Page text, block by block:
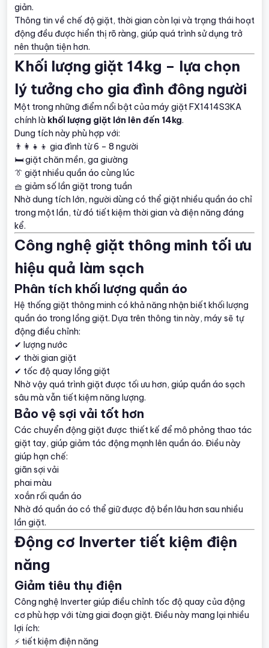
giản.
Thông tin về chế độ giặt, thời gian còn lại và trạng thái hoạt
động đều được hiển thị rõ ràng, giúp quá trình sử dụng trở
nên thuận tiện hơn.
Khối lượng giặt 14kg – lựa chọn
lý tưởng cho gia đình đông người
Một trong những điểm nổi bật của máy giặt FX1414S3KA
chính là khối lượng giặt lớn lên đến 14kg.
Dung tích này phù hợp với:
👨‍👩‍👧‍👦 gia đình từ 6 – 8 người
🛏️ giặt chăn mền, ga giường
👔 giặt nhiều quần áo cùng lúc
🧺 giảm số lần giặt trong tuần
Nhờ dung tích lớn, người dùng có thể giặt nhiều quần áo chỉ
trong một lần, từ đó tiết kiệm thời gian và điện năng đáng
kể.
Công nghệ giặt thông minh tối ưu
hiệu quả làm sạch
Phân tích khối lượng quần áo
Hệ thống giặt thông minh có khả năng nhận biết khối lượng
quần áo trong lồng giặt. Dựa trên thông tin này, máy sẽ tự
động điều chỉnh:
✔ lượng nước
✔ thời gian giặt
✔ tốc độ quay lồng giặt
Nhờ vậy quá trình giặt được tối ưu hơn, giúp quần áo sạch
sâu mà vẫn tiết kiệm năng lượng.
Bảo vệ sợi vải tốt hơn
Các chuyển động giặt được thiết kế để mô phỏng thao tác
giặt tay, giúp giảm tác động mạnh lên quần áo. Điều này
giúp hạn chế:
giãn sợi vải
phai màu
xoắn rối quần áo
Nhờ đó quần áo có thể giữ được độ bền lâu hơn sau nhiều
lần giặt.
Động cơ Inverter tiết kiệm điện
năng
Giảm tiêu thụ điện
Công nghệ Inverter giúp điều chỉnh tốc độ quay của động
cơ phù hợp với từng giai đoạn giặt. Điều này mang lại nhiều
lợi ích:
⚡ tiết kiệm điện năng